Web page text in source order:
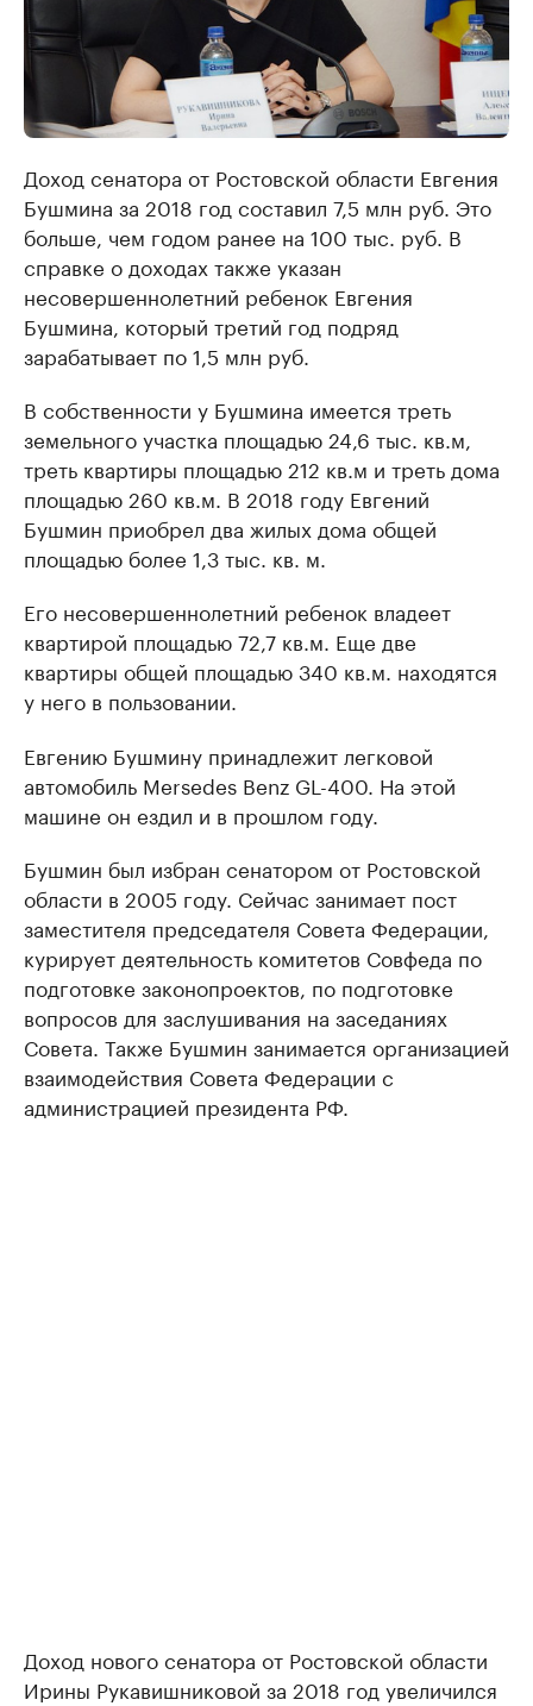
Доход сенатора от Ростовской области Евгения
Бушмина за 2018 год составил 7,5 млн руб. Это
больше, чем годом ранее на 100 тыс. руб. В
справке о доходах также указан
несовершеннолетний ребенок Евгения
Бушмина, который третий год подряд
зарабатывает по 1,5 млн руб.
В собственности у Бушмина имеется треть
земельного участка площадью 24,6 тыс. кв.м,
треть квартиры площадью 212 кв.м и треть дома
площадью 260 кв.м. В 2018 году Евгений
Бушмин приобрел два жилых дома общей
площадью более 1,3 тыс. кв. м.
Его несовершеннолетний ребенок владеет
квартирой площадью 72,7 кв.м. Еще две
квартиры общей площадью 340 кв.м. находятся
у него в пользовании.
Евгению Бушмину принадлежит легковой
автомобиль Mersedes Benz GL-400. На этой
машине он ездил и в прошлом году.
Бушмин был избран сенатором от Ростовской
области в 2005 году. Сейчас занимает пост
заместителя председателя Совета Федерации,
курирует деятельность комитетов Совфеда по
подготовке законопроектов, по подготовке
вопросов для заслушивания на заседаниях
Совета. Также Бушмин занимается организацией
взаимодействия Совета Федерации с
администрацией президента РФ.
Доход нового сенатора от Ростовской области
Ирины Рукавишниковой за 2018 год увеличился